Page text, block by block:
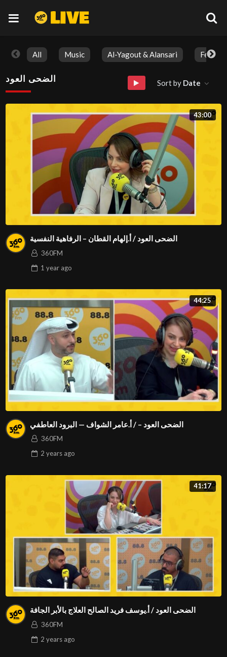
All Music Al-Yagout & Alansari
الضحى العود Sort by Date
43:00
الضحى العود / أ.إلهام القطان – الرفاهية النفسية
360FM
1 yearago
44:25
الضحى العود – / أ.عامر الشواف — البرود العاطفي
360FM
2 yearsago
41:17
الضحى العود / أ.يوسف فريد الصالح العلاج بالأبر الجافة
360FM
2 yearsago